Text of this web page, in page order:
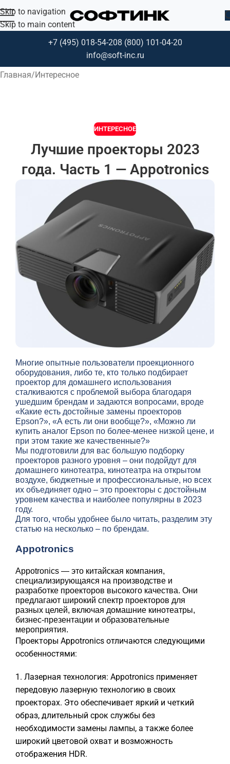
Skip to navigation
Skip to main content
+7 (495) 018-54-208 (800) 101-04-20
info@soft-inc.ru
Главная Интересное
ИНТЕРЕСНОЕ
Лучшие проекторы 2023
года. Часть 1 — Appotronics
Многие опытные пользователи проекционного
оборудования, либо те, кто только подбирает
проектор для домашнего использования
сталкиваются с проблемой выбора благодаря
ушедшим брендам и задаются вопросами, вроде
«Какие есть достойные замены проекторов
Epson?», «А есть ли они вообще?», «Можно ли
купить аналог Epson по более-менее низкой цене, и
при этом такие же качественные?»
Мы подготовили для вас большую подборку
проекторов разного уровня – они подойдут для
домашнего кинотеатра, кинотеатра на открытом
воздухе, бюджетные и профессиональные, но всех
их объединяет одно – это проекторы с достойным
уровнем качества и наиболее популярны в 2023
году.
Для того, чтобы удобнее было читать, разделим эту
статью на несколько – по брендам.
Appotronics
Appotronics — это китайская компания,
специализирующаяся на производстве и
разработке проекторов высокого качества. Они
предлагают широкий спектр проекторов для
разных целей, включая домашние кинотеатры,
бизнес-презентации и образовательные
мероприятия.
Проекторы Appotronics отличаются следующими
особенностями:
1. Лазерная технология: Appotronics применяет
передовую лазерную технологию в своих
проекторах. Это обеспечивает яркий и четкий
образ, длительный срок службы без
необходимости замены лампы, а также более
широкий цветовой охват и возможность
отображения HDR.